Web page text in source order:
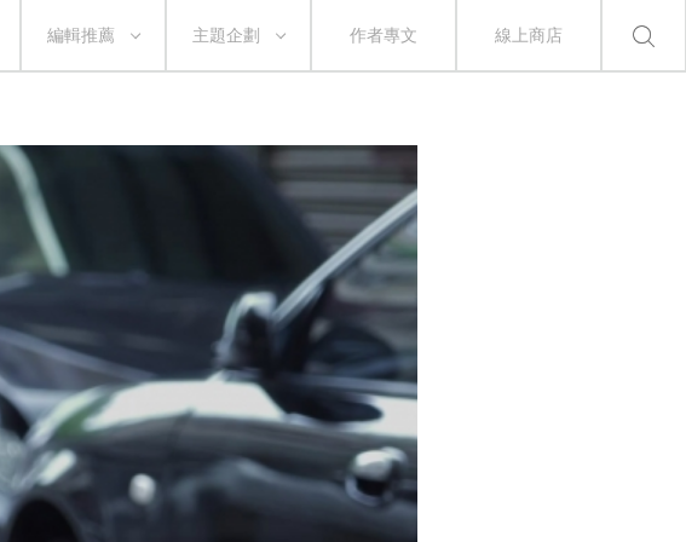
編輯推薦 主題企劃 作者專文 線上商店